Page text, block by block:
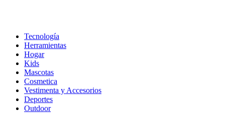
Tecnología
Herramientas
Hogar
Kids
Mascotas
Cosmetica
Vestimenta y Accesorios
Deportes
Outdoor